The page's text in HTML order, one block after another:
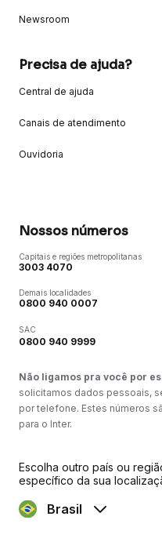
Newsroom
Precisa de ajuda?
Central de ajuda
Canais de atendimento
Ouvidoria
Nossos números
Capitais e regiões metropolitanas
3003 4070
Demais localidades
0800 940 0007
SAC
0800 940 9999
Não ligamos pra você por
solicitamos dados pessoais,
por telefone. Estes números
para o Inter.
Escolha outro país ou
específico da sua
Brasil